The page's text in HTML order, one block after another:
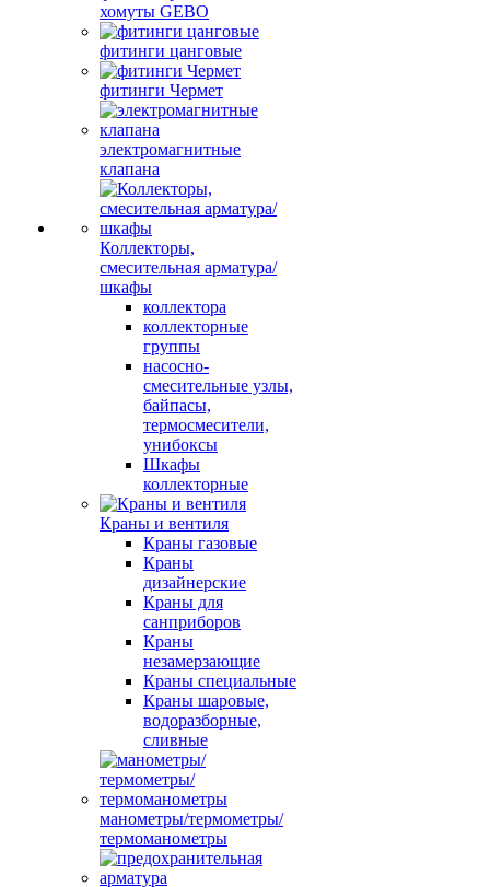
хомуты GEBO
фитинги цанговые
фитинги Чермет
электромагнитные
клапана
Коллекторы,
смесительная арматура/
шкафы
коллектора
коллекторные
группы
насосно-
смесительные узлы,
байпасы,
термосмесители,
унибоксы
Шкафы
коллекторные
Краны и вентиля
Краны газовые
Краны
дизайнерские
Краны для
санприборов
Краны
незамерзающие
Краны специальные
Краны шаровые,
водоразборные,
сливные
манометры/термометры/
термоманометры